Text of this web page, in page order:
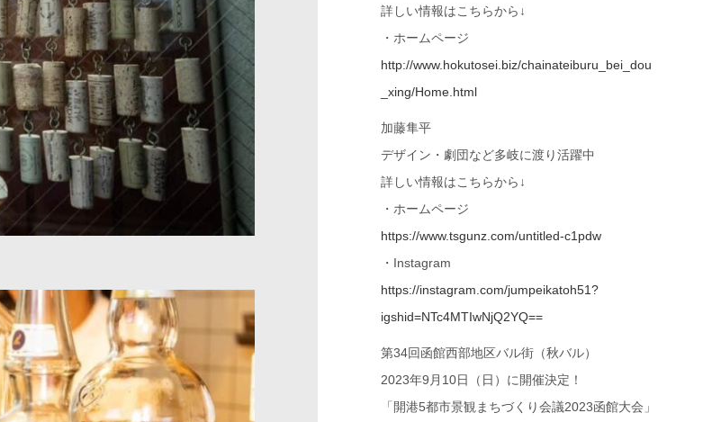
詳しい情報はこちらから↓
・ホームページ
http://www.hokutosei.biz/chainateiburu_bei_dou
_xing/Home.html
加藤隼平
デザイン・劇団など多岐に渡り活躍中
詳しい情報はこちらから↓
・ホームページ
https://www.tsgunz.com/untitled-c1pdw
・Instagram
https://instagram.com/jumpeikatoh51?
igshid=NTc4MTIwNjQ2YQ==
第34回函館西部地区バル街（秋バル）
2023年9月10日（日）に開催決定！
「開港5都市景観まちづくり会議2023函館大会」